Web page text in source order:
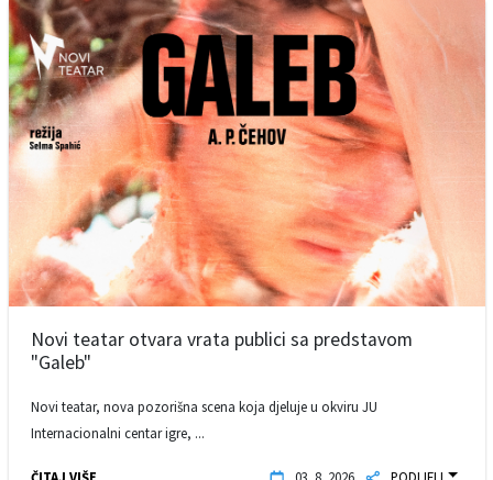
Novi teatar otvara vrata publici sa predstavom
"Galeb"
Novi teatar, nova pozorišna scena koja djeluje u okviru JU
Internacionalni centar igre, ...